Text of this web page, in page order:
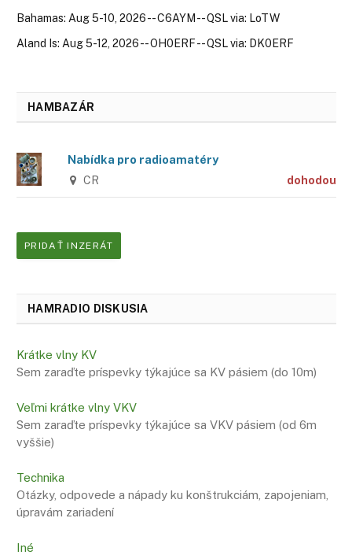
Bahamas: Aug 5-10, 2026 -- C6AYM -- QSL via: LoTW
Aland Is: Aug 5-12, 2026 -- OH0ERF -- QSL via: DK0ERF
HAMBAZÁR
Nabídka pro radioamatéry
CR dohodou
PRIDAŤ INZERÁT
HAMRADIO DISKUSIA
Krátke vlny KV
Sem zaraďte príspevky týkajúce sa KV pásiem (do 10m)
Veľmi krátke vlny VKV
Sem zaraďte príspevky týkajúce sa VKV pásiem (od 6m
vyššie)
Technika
Otázky, odpovede a nápady ku konštrukciám, zapojeniam,
úpravám zariadení
Iné